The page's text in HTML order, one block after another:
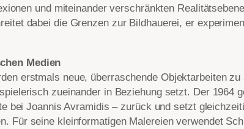
und miteinander verschränkten
dabei die Grenzen zur Bildhauerei, er
Medien
erstmals neue, überraschende Objektarbeiten
zueinander in Beziehung setzt. Der 1964
bei Joannis Avramidis – zurück und setzt
Für seine kleinformatigen Malereien verwendet